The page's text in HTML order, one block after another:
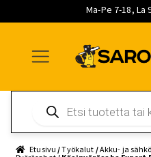
Ma-Pe 7-18, La
navigointiin
sisältöön
pääsisältöön
search
Etusivu /Työkalut /Akku- ja